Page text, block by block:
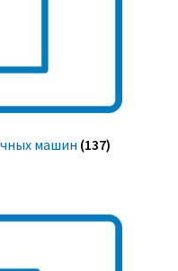
машин (137)